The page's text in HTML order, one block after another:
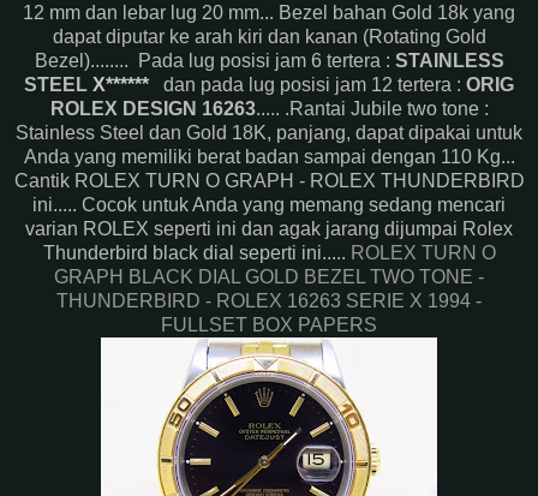
12 mm dan lebar lug 20 mm... Bezel bahan Gold 18k yang
dapat diputar ke arah kiri dan kanan (Rotating Gold
Bezel)........ Pada lug posisi jam 6 tertera : STAINLESS
STEEL X****** dan pada lug posisi jam 12 tertera : ORIG
ROLEX DESIGN 16263..... .Rantai Jubile two tone :
Stainless Steel dan Gold 18K, panjang, dapat dipakai untuk
Anda yang memiliki berat badan sampai dengan 110 Kg...
Cantik ROLEX TURN O GRAPH - ROLEX THUNDERBIRD
ini..... Cocok untuk Anda yang memang sedang mencari
varian ROLEX seperti ini dan agak jarang dijumpai Rolex
Thunderbird black dial seperti ini..... ROLEX TURN O
GRAPH BLACK DIAL GOLD BEZEL TWO TONE -
THUNDERBIRD - ROLEX 16263 SERIE X 1994 -
FULLSET BOX PAPERS